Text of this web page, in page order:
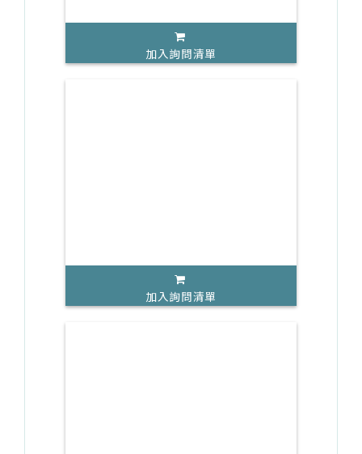
加入詢問清單
加入詢問清單